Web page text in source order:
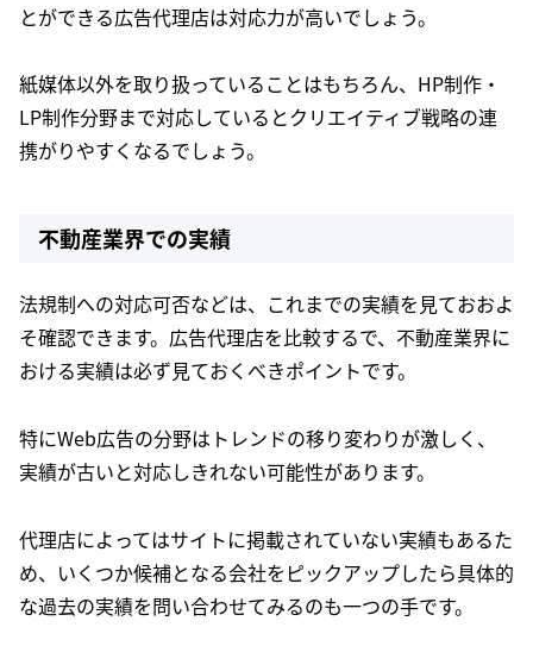
とができる広告代理店は対応力が高いでしょう。
紙媒体以外を取り扱っていることはもちろん、HP制作・
LP制作分野まで対応しているとクリエイティブ戦略の連
携がりやすくなるでしょう。
不動産業界での実績
法規制への対応可否などは、これまでの実績を見ておおよ
そ確認できます。広告代理店を比較するで、不動産業界に
おける実績は必ず見ておくべきポイントです。
特にWeb広告の分野はトレンドの移り変わりが激しく、
実績が古いと対応しきれない可能性があります。
代理店によってはサイトに掲載されていない実績もあるた
め、いくつか候補となる会社をピックアップしたら具体的
な過去の実績を問い合わせてみるのも一つの手です。